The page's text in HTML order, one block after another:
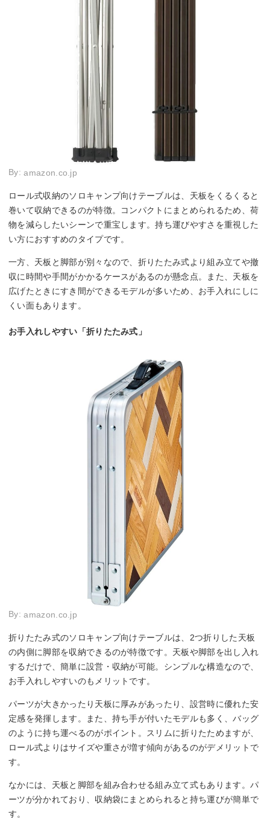
By:amazon.co.jp
ロール式収納のソロキャンプ向けテーブルは、天板をくるくると
巻いて収納できるのが特徴。コンパクトにまとめられるため、荷
物を減らしたいシーンで重宝します。持ち運びやすさを重視した
い方におすすめのタイプです。
一方、天板と脚部が別々なので、折りたたみ式より組み立てや撤
収に時間や手間がかかるケースがあるのが懸念点。また、天板を
広げたときにすき間ができるモデルが多いため、お手入れにしに
くい面もあります。
お手入れしやすい「折りたたみ式」
By:amazon.co.jp
折りたたみ式のソロキャンプ向けテーブルは、2つ折りした天板
の内側に脚部を収納できるのが特徴です。天板や脚部を出し入れ
するだけで、簡単に設営・収納が可能。シンプルな構造なので、
お手入れしやすいのもメリットです。
パーツが大きかったり天板に厚みがあったり、設営時に優れた安
定感を発揮します。また、持ち手が付いたモデルも多く、バッグ
のように持ち運べるのがポイント。スリムに折りたためますが、
ロール式よりはサイズや重さが増す傾向があるのがデメリットで
す。
なかには、天板と脚部を組み合わせる組み立て式もあります。パ
ーツが分かれており、収納袋にまとめられると持ち運びが簡単で
す。